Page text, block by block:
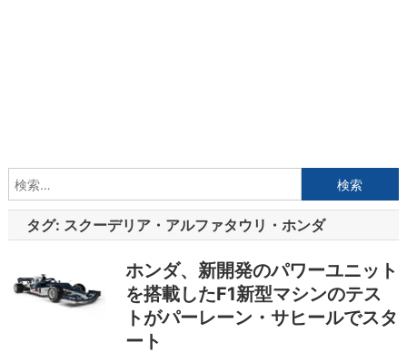
索:
タグ: スクーデリア・アルファタウリ・ホンダ
ホンダ、新開発のパワーユニット
を搭載したF1新型マシンのテス
トがパーレーン・サヒールでスタ
ート